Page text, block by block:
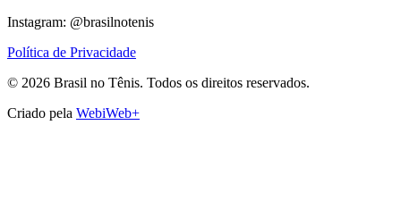
Instagram: @brasilnotenis
Política de Privacidade
© 2026 Brasil no Tênis. Todos os direitos reservados.
Criado pela WebiWeb+